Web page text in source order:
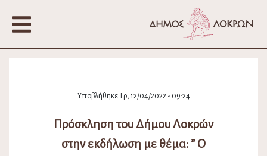
Υποβλήθηκε Τρ, 12/04/2022 - 09:24
Πρόσκληση του Δήμου Λοκρών
στην εκδήλωση με θέμα: ” Ο